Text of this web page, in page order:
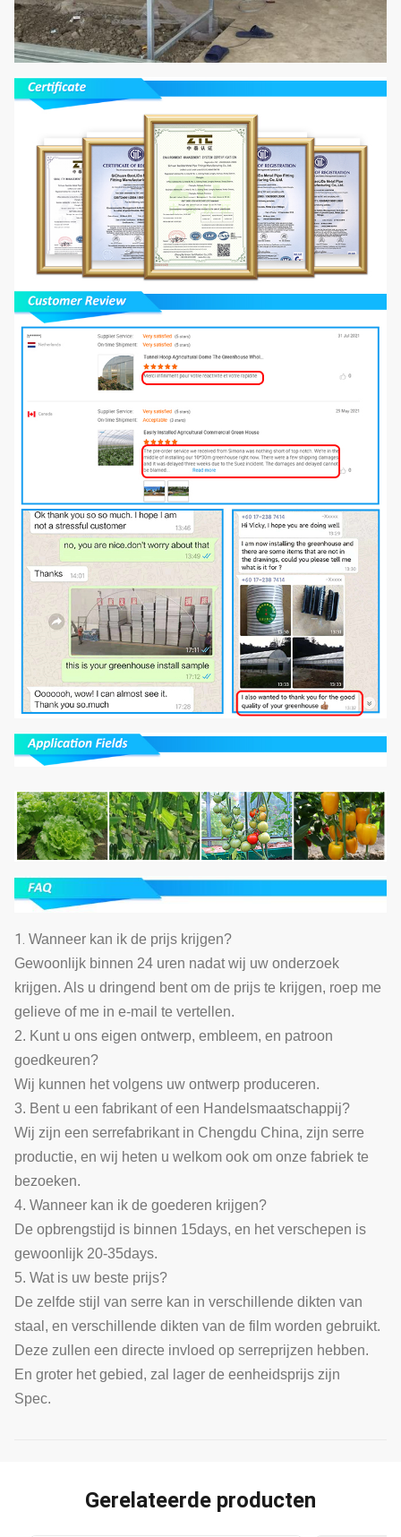
1. Wanneer kan ik de prijs krijgen?
Gewoonlijk binnen 24 uren nadat wij uw onderzoek
krijgen. Als u dringend bent om de prijs te krijgen, roep me
gelieve of me in e-mail te vertellen.
2. Kunt u ons eigen ontwerp, embleem, en patroon
goedkeuren?
Wij kunnen het volgens uw ontwerp produceren.
3. Bent u een fabrikant of een Handelsmaatschappij?
Wij zijn een serrefabrikant in Chengdu China, zijn serre
productie, en wij heten u welkom ook om onze fabriek te
bezoeken.
4. Wanneer kan ik de goederen krijgen?
De opbrengstijd is binnen 15days, en het verschepen is
gewoonlijk 20-35days.
5. Wat is uw beste prijs?
De zelfde stijl van serre kan in verschillende dikten van
staal, en verschillende dikten van de film worden gebruikt.
Deze zullen een directe invloed op serreprijzen hebben.
En groter het gebied, zal lager de eenheidsprijs zijn
Spec.
Gerelateerde producten